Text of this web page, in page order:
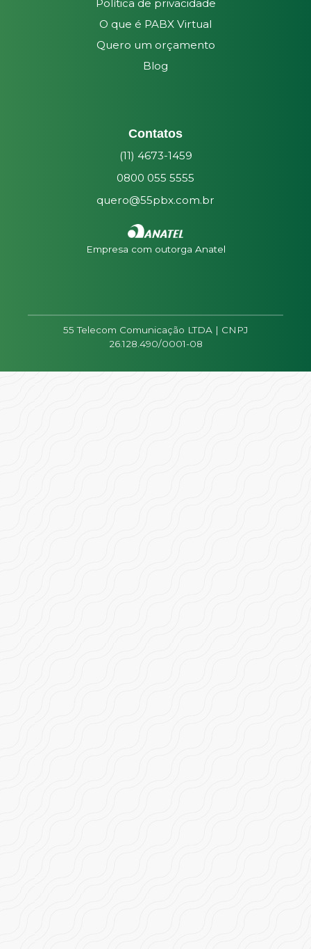
Política de privacidade
O que é PABX Virtual
Quero um orçamento
Blog
Contatos
(11) 4673-1459
0800 055 5555
quero@55pbx.com.br
Empresa com outorga Anatel
55 Telecom Comunicação LTDA | CNPJ
26.128.490/0001-08